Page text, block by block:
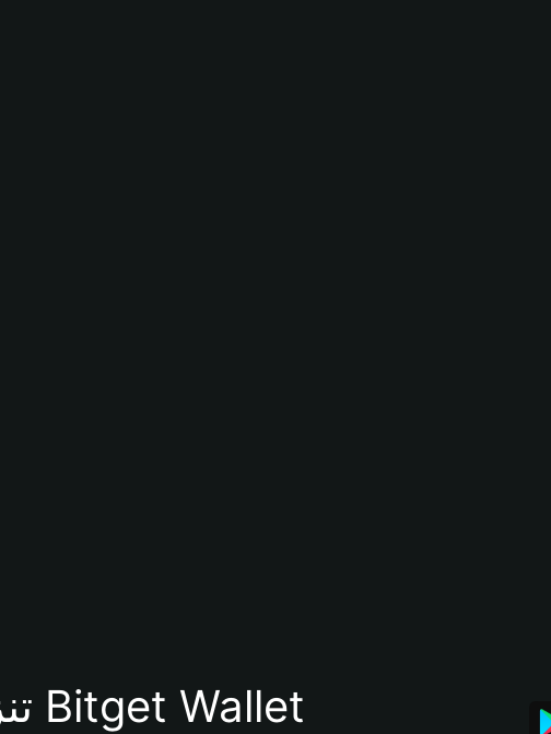
تنزيل تطبيق محفظة Bitget Wallet